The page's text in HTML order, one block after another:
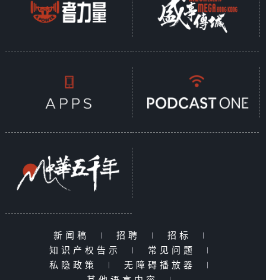
新闻稿 | 招聘 | 招标
|
知识产权告示
| 常见问题
|
私隐政策
| 无障碍播放器
|